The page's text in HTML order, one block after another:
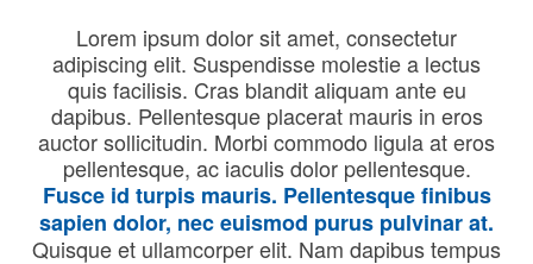
Lorem ipsum dolor sit amet, consectetur
adipiscing elit. Suspendisse molestie a lectus
quis facilisis. Cras blandit aliquam ante eu
dapibus. Pellentesque placerat mauris in eros
auctor sollicitudin. Morbi commodo ligula at eros
pellentesque, ac iaculis dolor pellentesque.
Fusce id turpis mauris. Pellentesque finibus
sapien dolor, nec euismod purus pulvinar at.
Quisque et ullamcorper elit. Nam dapibus tempus